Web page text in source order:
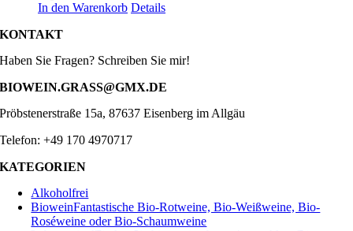
In den Warenkorb Details
KONTAKT
Haben Sie Fragen? Schreiben Sie mir!
BIOWEIN.GRASS@GMX.DE
Pröbstenerstraße 15a, 87637 Eisenberg im Allgäu
Telefon: +49 170 4970717
KATEGORIEN
Alkoholfrei
BioweinFantastische Bio-Rotweine, Bio-Weißweine, Bio-
Roséweine oder Bio-Schaumweine